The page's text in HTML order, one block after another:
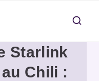
Starlink
Chili :